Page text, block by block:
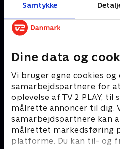
Samtykke
Dine data og
Vi bruger egne cookies og
samarbejdspartnere for
oplevelse af TV 2 PLAY,
målrette annoncer til dig.
samarbejdspartnere kan
målrettet markedsføring
platforme. Du kan til- og
Bjergets helte
Drama • 15 sæsoner